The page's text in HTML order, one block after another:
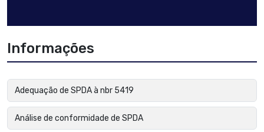
Informações
Adequação de SPDA à nbr 5419
Análise de conformidade de SPDA